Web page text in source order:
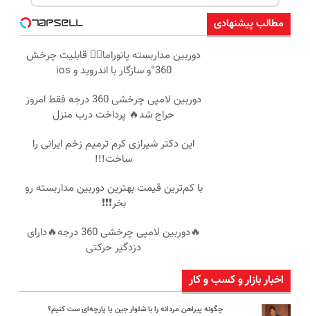
مطالب پیشنهادی
دوربین مداربسته پانوراما👈🏻 قابلیت چرخش
360°و سازگار با اندروید و ios
دوربین لامپی چرخشی 360 درجه فقط امروز
حراج شد🔥 پرداخت درب منزل
این دکتر شیرازی کرم ترمیم زخم ایرانی را
ساخت!!!
با کم‌ترین قیمت بهترین دوربین مداربسته رو
بخر❗❗❗
🔥دوربین لامپی چرخشی 360 درجه🔥دارای
دزدگیر حرکتی
اخبار بازار و کسب و کار
چگونه پیراهن مردانه را با شلوار جین یا پارچه‌ای ست کنیم؟